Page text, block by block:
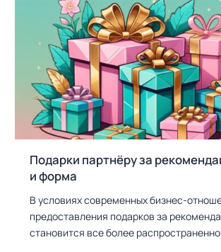
Подарки партнёру за
и форма
В условиях современных бизнес-
предоставления подарков за
становится все более